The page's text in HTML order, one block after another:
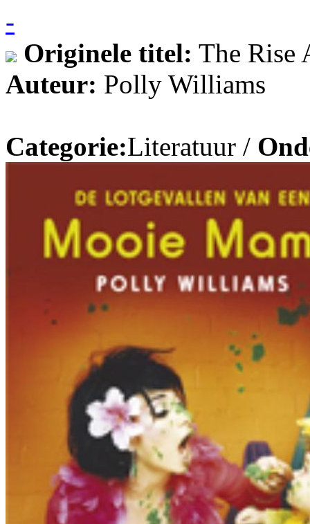
-
Originele titel: The Rise
Auteur: Polly Williams
Categorie:Literatuur /